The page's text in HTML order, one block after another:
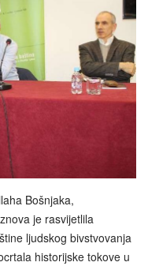
Bošnjaka,
je rasvijetlila
ljudskog bivstvovanja
historijske tokove u